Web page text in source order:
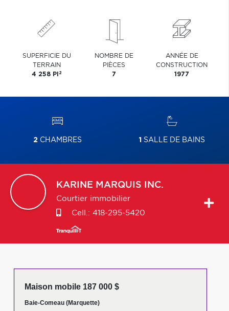
SUPERFICIE DU
TERRAIN
4 258 PI 2
NOMBRE DE
PIÈCES
7
ANNÉE DE
CONSTRUCTION
1977
2CHAMBRES 1 SALLE DE BAINS
KARINE MARQUIS INC.
Courtier immobilier
Cell.: 418-295-5420
Maison mobile 187 000 $
Baie-Comeau (Marquette)